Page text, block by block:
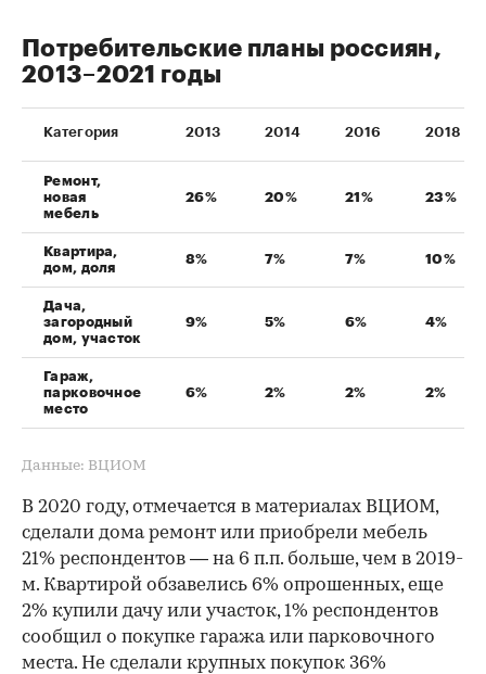
Потребительские планы россиян,
2013–2021 годы
Категория 2013 2014 2016 2018
Ремонт,
новая
мебель
26% 20% 21% 23%
Квартира,
дом, доля
8% 7% 7% 10%
Дача,
загородный
дом, участок
9% 5% 6% 4%
Гараж,
парковочное
место
6% 2% 2% 2%
Данные: ВЦИОМ
В 2020 году, отмечается в материалах ВЦИОМ,
сделали дома ремонт или приобрели мебель
21% респондентов — на 6 п.п. больше, чем в 2019-
м. Квартирой обзавелись 6% опрошенных, еще
2% купили дачу или участок, 1% респондентов
сообщил о покупке гаража или парковочного
места. Не сделали крупных покупок 36%